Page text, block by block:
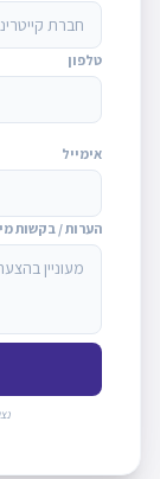
טלפון
אימייל
הערות / בקשות